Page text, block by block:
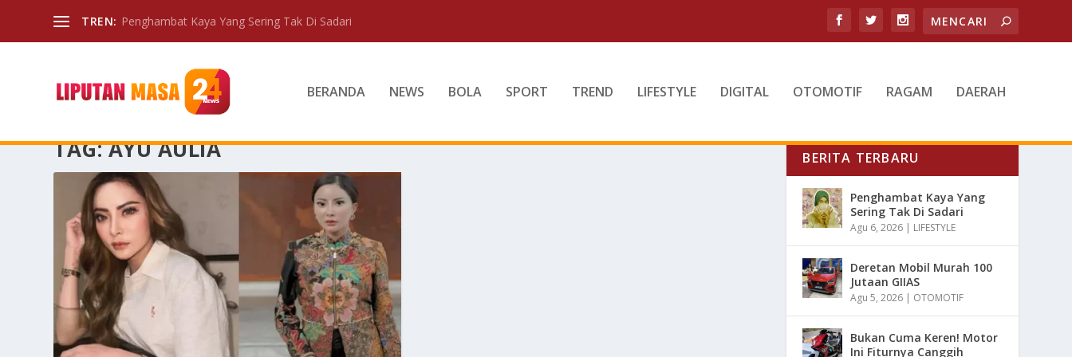
TREN: Penghambat Kaya Yang Sering Tak Di Sadari
BERANDA NEWS BOLA SPORT TREND LIFESTYLE DIGITAL OTOMOTIF RAGAM DAERAH
TAG:AYU AULIA BERITA TERBARU
Penghambat Kaya Yang
Sering Tak Di Sadari
Agu 6, 2026 | LIFESTYLE
Deretan Mobil Murah 100
Jutaan GIIAS
Agu 5, 2026 | OTOMOTIF
Bukan Cuma Keren! Motor
Ini Fiturnya Canggih